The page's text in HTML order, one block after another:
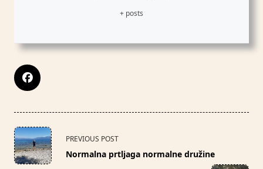
+ posts
<span
class="nav-
subtitle
PREVIOUS POST
Normalna prtljaga normalne družine